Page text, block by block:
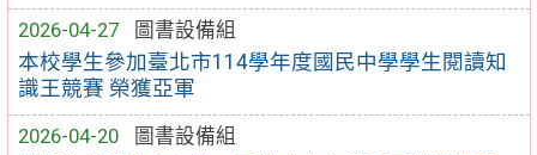
2026-04-27
圖書設備組
本校學生參加臺北市114學年度國民中學學生閱讀知
識王競賽 榮獲亞軍
2026-04-20
圖書設備組